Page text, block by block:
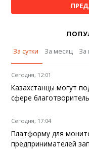
За сутки
За месяц За
Сегодня, 12:01
Казахстанцы могут
сфере
Сегодня, 17:04
Платформу для
предпринимателей